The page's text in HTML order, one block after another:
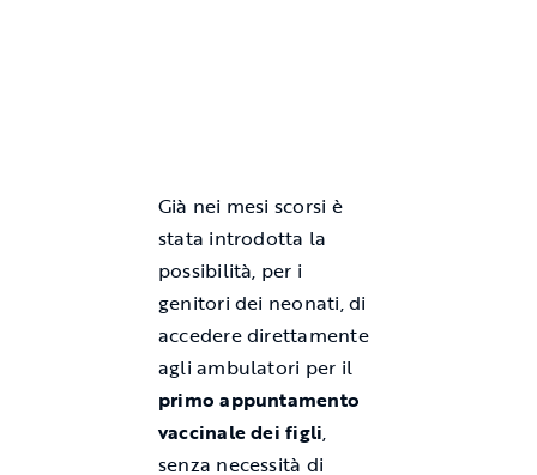
Già nei mesi scorsi è
stata introdotta la
possibilità, per i
genitori dei neonati, di
accedere direttamente
agli ambulatori per il
primo appuntamento
vaccinale dei figli,
senza necessità di